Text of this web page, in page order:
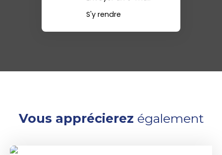
S'y rendre
Vous apprécierez également